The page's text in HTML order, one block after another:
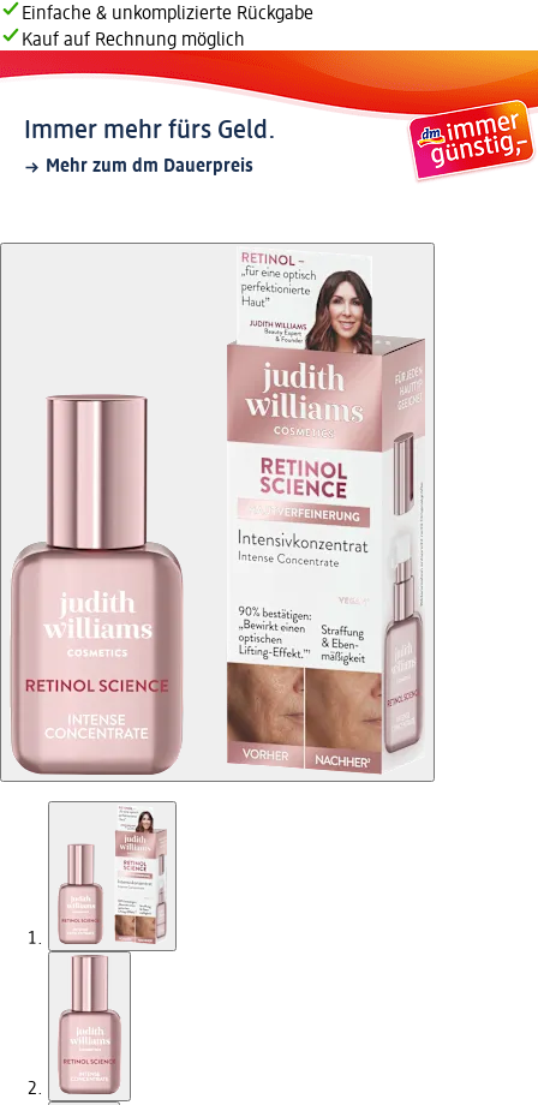
Einfache & unkomplizierte Rückgabe
Kauf auf Rechnung möglich
Immer mehr fürs Geld.
Mehr zum dm Dauerpreis